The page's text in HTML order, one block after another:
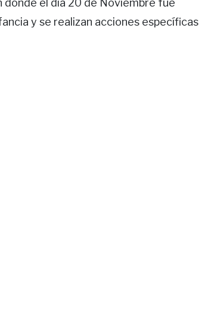
dónde el día 20 de Noviembre fue
y se realizan acciones específicas